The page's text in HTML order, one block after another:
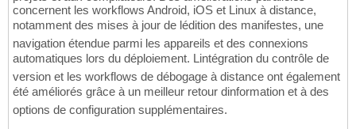
concernent les workflows Android, iOS et Linux à distance,
notamment des mises à jour de lédition des manifestes, une
navigation étendue parmi les appareils et des connexions
automatiques lors du déploiement. Lintégration du contrôle de
version et les workflows de débogage à distance ont également
été améliorés grâce à un meilleur retour dinformation et à des
options de configuration supplémentaires.